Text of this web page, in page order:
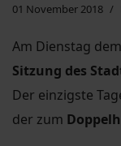
01 November 2018
Am Dienstag
Sitzung des
Der einzigste
der zum